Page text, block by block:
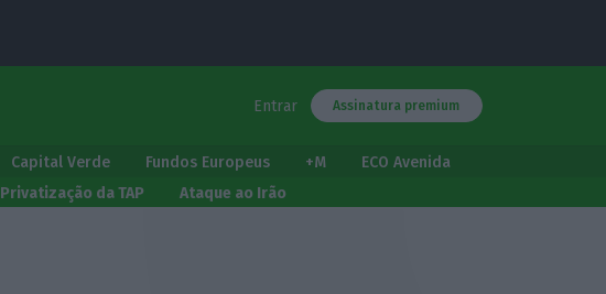
Entrar Assinatura premium
Capital Verde Fundos Europeus +M
ECO Avenida
Privatização da TAP Ataque ao Irão